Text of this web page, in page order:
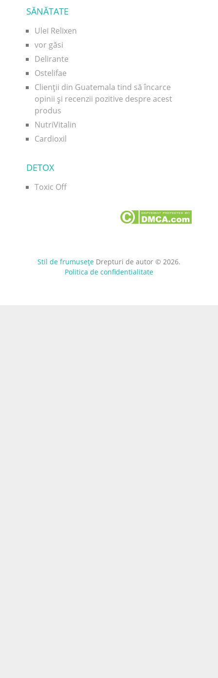
SĂNĂTATE
Ulei Relixen
vor găsi
Delirante
Ostelifae
Clienții din Guatemala tind să încarce
opinii și recenzii pozitive despre acest
produs
NutriVitalin
Cardioxil
DETOX
Toxic Off
Stil de frumusețeDrepturi de autor © 2026.
Politica de confidentialitate